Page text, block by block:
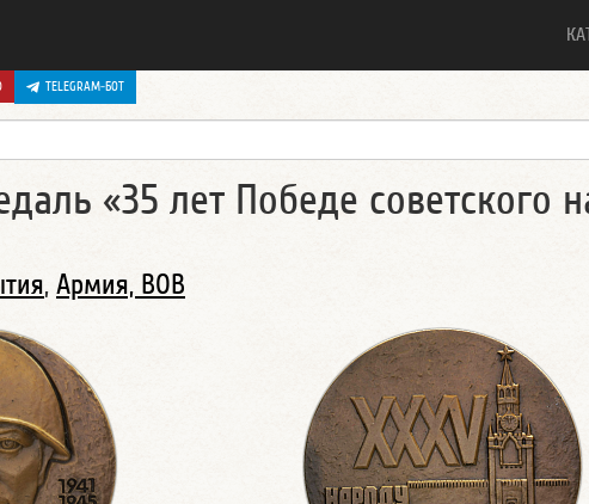
TELEGRAM-БОТ
«35 лет Победе советского
, Армия, ВОВ